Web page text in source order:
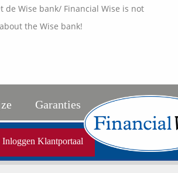
de Wise bank/ Financial Wise is not
the Wise bank!
Garanties
Uw garanties
Vergelijkingskaarten
Inloggen Klantportaal